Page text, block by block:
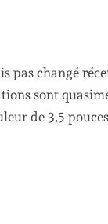
pas changé
sont
de 3,5